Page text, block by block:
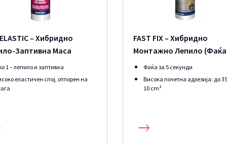
ELASTIC – Хибридно
Заптивна Масa
1 – лепило и заптивка
еластичен спој, отпорен на
FAST FIX – Хибридно
Монтажно Лепило (Фаќа
секунди)
Фаќа за 5 секунди
Висока почетна адхезија: до
10 cm²